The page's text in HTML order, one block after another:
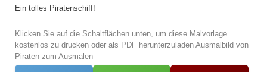
Ein tolles Piratenschiff!
Klicken Sie auf die Schaltflächen unten, um diese Malvorlage
kostenlos zu drucken oder als PDF herunterzuladen Ausmalbild von
Piraten zum Ausmalen